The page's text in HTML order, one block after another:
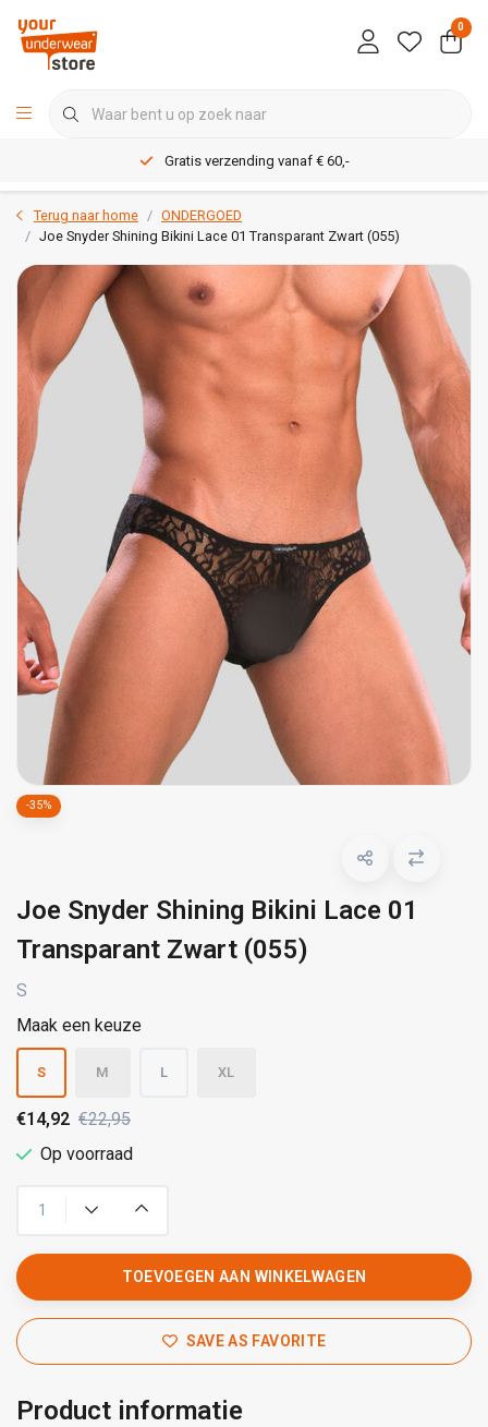
0
Gratis verzending vanaf € 60,-
Terug naar home
ONDERGOED
Joe Snyder Shining Bikini Lace 01 Transparant Zwart (055)
-35%
Joe Snyder Shining Bikini Lace 01
Transparant Zwart (055)
S
Maak een keuze
S M L XL
€14,92 €22,95
Op voorraad
TOEVOEGEN AAN WINKELWAGEN
SAVE AS FAVORITE
Product informatie